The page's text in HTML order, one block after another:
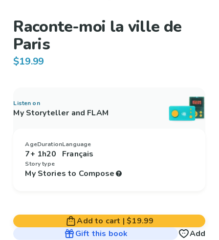
Raconte-moi la ville de
Paris
$19.99
Listen on
My Storyteller and FLAM
Age
7+
Duration
1h20
Language
Français
Story type
My Stories to Compose
Add to cart |$19.99
Gift this book
Add